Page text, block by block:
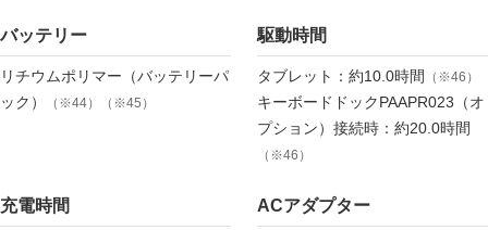
バッテリー
リチウムポリマー（バッテリーパ
ック）
（※44）（※45）
駆動時間
タブレット：約10.0時間 （※46）
キーボードドックPAAPR023（オ
プション）接続時：約20.0時間
（※46）
充電時間 ACアダプター